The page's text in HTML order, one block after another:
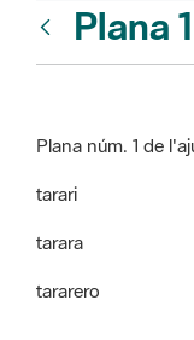
Plana
Plana núm. 1 de
tarari
tarara
tararero